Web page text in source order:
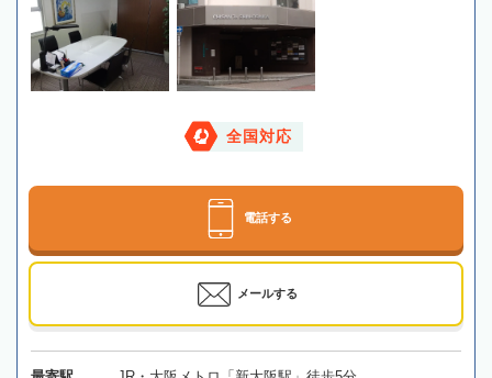
全国対応
電話する
メールする